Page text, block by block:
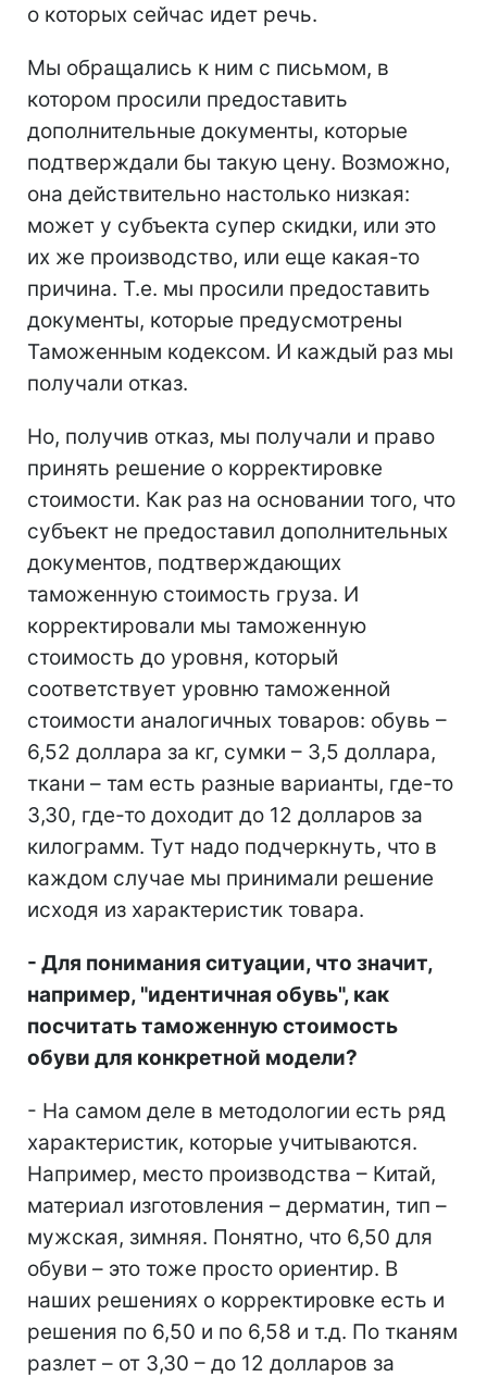
о которых сейчас идет речь.
Мы обращались к ним с письмом, в
котором просили предоставить
дополнительные документы, которые
подтверждали бы такую цену. Возможно,
она действительно настолько низкая:
может у субъекта супер скидки, или это
их же производство, или еще какая-то
причина. Т.е. мы просили предоставить
документы, которые предусмотрены
Таможенным кодексом. И каждый раз мы
получали отказ.
Но, получив отказ, мы получали и право
принять решение о корректировке
стоимости. Как раз на основании того, что
субъект не предоставил дополнительных
документов, подтверждающих
таможенную стоимость груза. И
корректировали мы таможенную
стоимость до уровня, который
соответствует уровню таможенной
стоимости аналогичных товаров: обувь –
6,52 доллара за кг, сумки – 3,5 доллара,
ткани – там есть разные варианты, где-то
3,30, где-то доходит до 12 долларов за
килограмм. Тут надо подчеркнуть, что в
каждом случае мы принимали решение
исходя из характеристик товара.
- Для понимания ситуации, что значит,
например, "идентичная обувь", как
посчитать таможенную стоимость
обуви для конкретной модели?
- На самом деле в методологии есть ряд
характеристик, которые учитываются.
Например, место производства – Китай,
материал изготовления – дерматин, тип –
мужская, зимняя. Понятно, что 6,50 для
обуви – это тоже просто ориентир. В
наших решениях о корректировке есть и
решения по 6,50 и по 6,58 и т.д. По тканям
разлет – от 3,30 – до 12 долларов за